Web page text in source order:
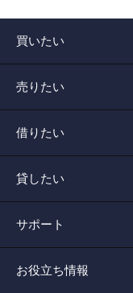
買いたい
売りたい
借りたい
貸したい
サポート
お役立ち情報